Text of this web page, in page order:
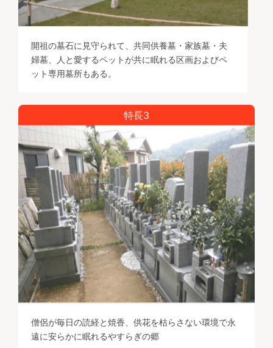
開祖の墓石に見守られて、共同供養墓・家族墓・夫
婦墓、人と愛するペットが共に眠れる区画およびペ
ット専用墓所もある。
特長3
僧侶が毎日の読経と焼香、供花を枯らさない環境で永
遠に安らかに眠れるやすらぎの郷